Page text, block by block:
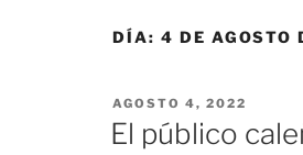
DÍA: 4 DE AGOSTO
PUBLICADO
EL
AGOSTO 4, 2022
El público